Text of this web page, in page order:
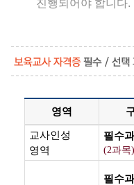
진행되어야 합니다.
영역
교사인성
영역
필수
(2과목)
필수